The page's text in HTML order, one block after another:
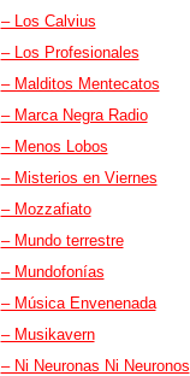
– Los Calvius
– Los Profesionales
– Malditos Mentecatos
– Marca Negra Radio
– Menos Lobos
– Misterios en Viernes
– Mozzafiato
– Mundo terrestre
– Mundofonías
– Música Envenenada
– Musikavern
– Ni Neuronas Ni Neuronos